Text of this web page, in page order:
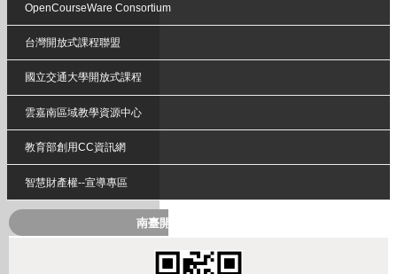
OpenCourseWare Consortium
台灣開放式課程聯盟
國立交通大學開放式課程
雲嘉南區域教學資源中心
教育部創用CC資訊網
智慧財產權--宣導專區
南臺開放式課程QRcode